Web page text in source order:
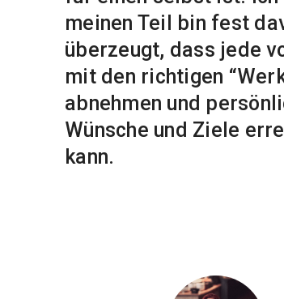
meinen Teil bin fest
überzeugt, dass jede
mit den richtigen
abnehmen und
Wünsche und Ziele
kann.